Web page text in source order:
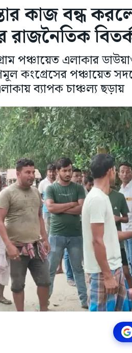
কাজ বন্ধ
পঞ্চায়েত এলাকার
কংগ্রেসের পঞ্চায়েত
ব্যাপক চাঞ্চল্য ছড়ায়